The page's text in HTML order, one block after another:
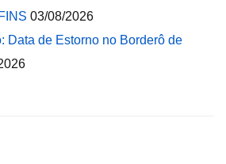
03/08/2026
Data de Estorno no Borderô de